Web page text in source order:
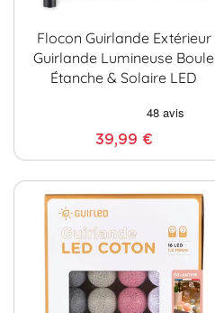
Flocon Guirlande Extérieur
Guirlande Lumineuse Boule
Étanche & Solaire LED
39,99 €